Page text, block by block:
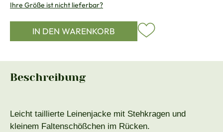
Ihre Größe ist nicht lieferbar?
IN DEN WARENKORB
Beschreibung
Leicht taillierte Leinenjacke mit Stehkragen und
kleinem Faltenschößchen im Rücken.